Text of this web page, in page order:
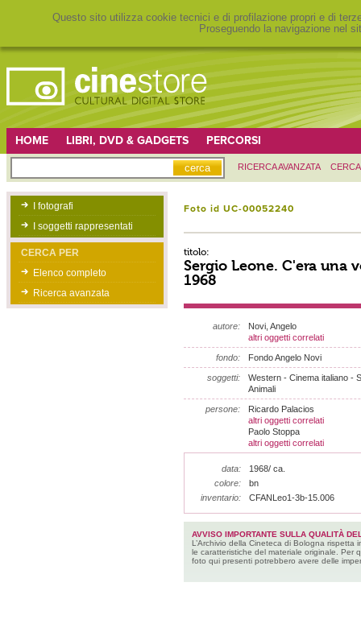
Questo sito utilizza cookie tecnici e di profilazione propri e di
Proseguendo la navigazione nel
HOME LIBRI, DVD & GADGETS PERCORSI
RICERCA AVANZATA
I fotografi
I soggetti rappresentati
CERCA PER
Elenco completo
Ricerca avanzata
Foto id UC-00052240
titolo:
Sergio Leone. C'era una
1968
autore:
Novi, Angelo
altri oggetti correlati
fondo: Fondo Angelo Novi
soggetti:
Western - Cinema italiano -
Animali
persone:
Ricardo Palacios
altri oggetti correlati
Paolo Stoppa
altri oggetti correlati
data:
1968/ ca.
colore:
bn
inventario:
CFANLeo1-3b-15.006
AVVISO IMPORTANTE SULLA QUALITÀ
L’Archivio della Cineteca di Bologna rispetta
le caratteristiche del materiale originale. Per
foto qui presenti potrebbero avere delle